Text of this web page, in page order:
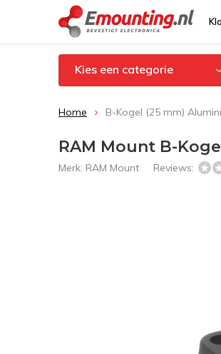
Kies een categorie
Home B-Kogel (25 mm)
RAM Mount B-
Merk: RAM Mount Reviews: